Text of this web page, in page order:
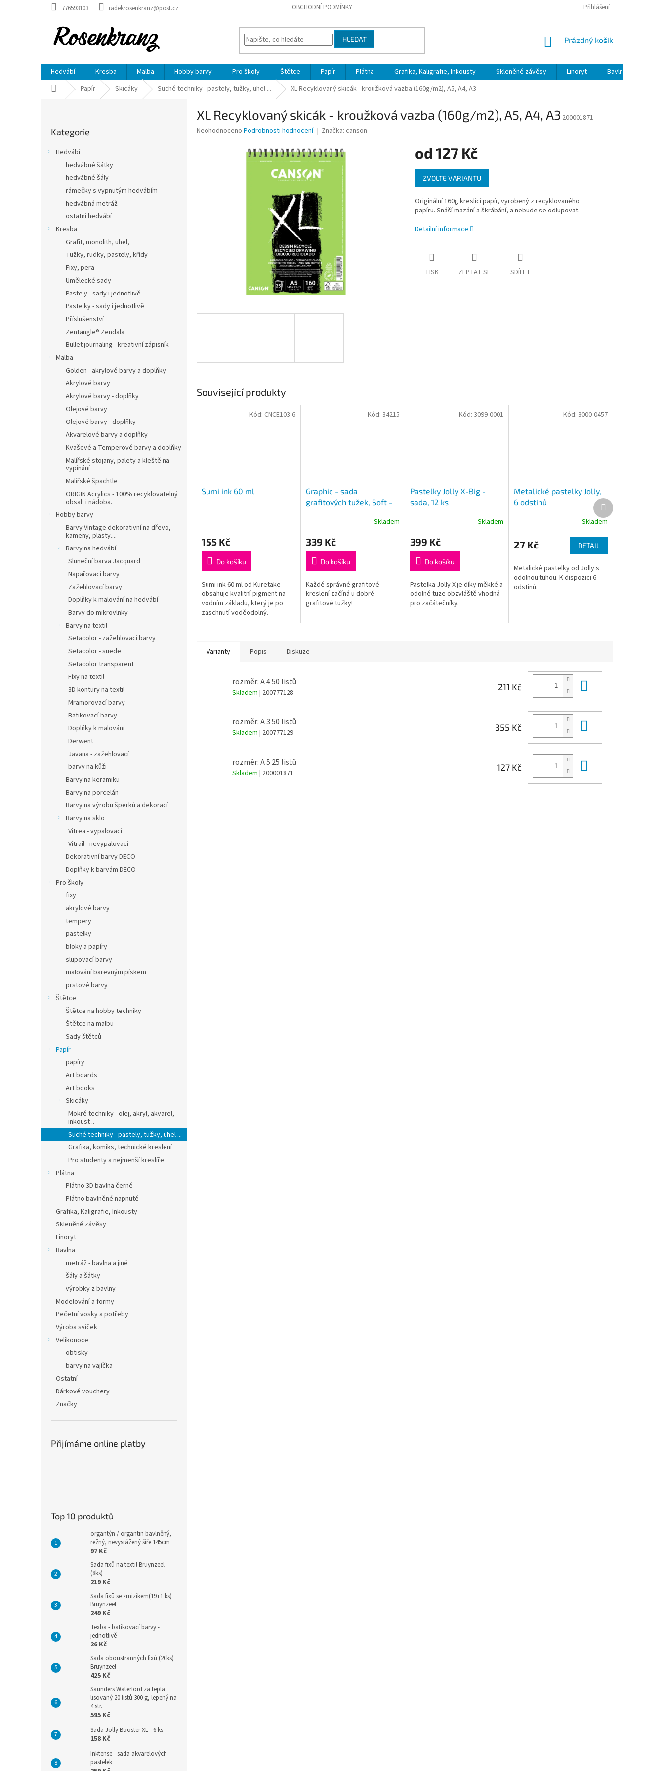
na
776593103 radekrosenkranz@post.cz OBCHODNÍ PODMÍNKY Přihlášení
HLEDAT
NÁKUPNÍ
Prázdný košík
Hedvábí Kresba Malba Hobby barvy Pro školy Štětce Papír Plátna Grafika, Kaligrafie, Inkousty Skleněné závěsy Linoryt Bavlna
Domů Papír Skicáky Suché techniky - pastely, tužky, uhel ... XL Recyklovaný skicák - kroužková vazba (160g/m2), A5, A4, A3
kategorie
Kategorie
Hedvábí
hedvábné šátky
hedvábné šály
rámečky s vypnutým hedvábím
hedvábná metráž
ostatní hedvábí
Kresba
Grafit, monolith, uhel,
Tužky, rudky, pastely, křídy
Fixy, pera
Umělecké sady
Pastely - sady i jednotlivě
Pastelky - sady i jednotlivě
Příslušenství
Zentangle® Zendala
Bullet journaling - kreativní zápisník
Malba
Golden - akrylové barvy a doplňky
Akrylové barvy
Akrylové barvy - doplňky
Olejové barvy
Olejové barvy - doplňky
Akvarelové barvy a doplňky
Kvašové a Temperové barvy a doplňky
Malířské stojany, palety a kleště na
vypínání
Malířské špachtle
ORIGIN Acrylics - 100% recyklovatelný
obsah i nádoba.
Hobby barvy
Barvy Vintage dekorativní na dřevo,
kameny, plasty....
Barvy na hedvábí
Sluneční barva Jacquard
Napařovací barvy
Zažehlovací barvy
Doplňky k malování na hedvábí
Barvy do mikrovlnky
Barvy na textil
Setacolor - zažehlovací barvy
Setacolor - suede
Setacolor transparent
Fixy na textil
3D kontury na textil
Mramorovací barvy
Batikovací barvy
Doplňky k malování
Derwent
Javana - zažehlovací
barvy na kůži
Barvy na keramiku
Barvy na porcelán
Barvy na výrobu šperků a dekorací
Barvy na sklo
Vitrea - vypalovací
Vitrail - nevypalovací
Dekorativní barvy DECO
Doplňky k barvám DECO
Pro školy
fixy
akrylové barvy
tempery
pastelky
bloky a papíry
slupovací barvy
malování barevným pískem
prstové barvy
Štětce
Štětce na hobby techniky
Štětce na malbu
Sady štětců
Papír
papíry
Art boards
Art books
Skicáky
Mokré techniky - olej, akryl, akvarel,
inkoust ..
Suché techniky - pastely, tužky, uhel ...
Grafika, komiks, technické kreslení
Pro studenty a nejmenší kreslíře
Plátna
Plátno 3D bavlna černé
Plátno bavlněné napnuté
Grafika, Kaligrafie, Inkousty
Skleněné závěsy
Linoryt
Bavlna
metráž - bavlna a jiné
šály a šátky
výrobky z bavlny
Modelování a formy
Pečetní vosky a potřeby
Výroba svíček
Velikonoce
obtisky
barvy na vajíčka
Ostatní
Dárkové vouchery
Značky
Přijímáme online platby
Top 10 produktů
organtýn / organtin bavlněný,
režný, nevysrážený šíře 145cm
97 Kč
Sada fixů na textil Bruynzeel
(8ks)
219 Kč
Sada fixů se zmizíkem(19+1 ks)
Bruynzeel
249 Kč
Texba - batikovací barvy -
jednotlivě
26 Kč
Sada oboustranných fixů (20ks)
Bruynzeel
425 Kč
Saunders Waterford za tepla
lisovaný 20 listů 300 g, lepený na
4 str.
595 Kč
Sada Jolly Booster XL - 6 ks
158 Kč
Inktense - sada akvarelových
pastelek
XL Recyklovaný skicák - kroužková vazba (160g/m2), A5, A4, A3 200001871
Průměrné
Neohodnoceno Podrobnosti hodnocení Značka: canson
od 127 Kč
Měrná
cena:
ZVOLTE VARIANTU
Originální 160g kreslící papír, vyrobený z recyklovaného
papíru. Snáší mazání a škrábání, a nebude se odlupovat.
Detailní informace
TISK ZEPTAT SE SDÍLET
Související produkty
Sumi ink 60 ml
155 Kč
Do košíku
Sumi ink 60 ml od Kuretake
obsahuje kvalitní pigment na
vodním základu, který je po
zaschnutí voděodolný.
Kód: CNCE103-6
Graphic - sada
grafitových tužek, Soft -
Skladem
339 Kč
Do košíku
Každé správné grafitové
kreslení začíná u dobré
grafitové tužky!
Kód: 34215
Pastelky Jolly X-Big -
sada, 12 ks
Skladem
399 Kč
Do košíku
Pastelka Jolly X je díky měkké a
odolné tuze obzvláště vhodná
pro začátečníky.
Kód:3099-0001
Metalické pastelky Jolly,
6 odstínů
Skladem
27 Kč DETAIL
Metalické pastelky od Jolly s
odolnou tuhou. K dispozici 6
odstínů.
Kód: 3000-0457
Další
produkt
Varianty Popis Diskuze
rozměr: A 4 50 listů
Skladem | 200777128
211 Kč
rozměr: A 3 50 listů
Skladem | 200777129
355 Kč
rozměr: A 5 25 listů
Skladem | 200001871
127 Kč